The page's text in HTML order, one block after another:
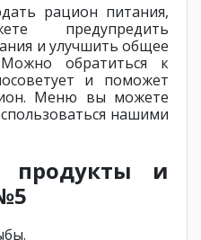
рацион питания,
предупредить
и улучшить общее
Можно обратиться к
и поможет
Меню вы можете
нашими
продукты и